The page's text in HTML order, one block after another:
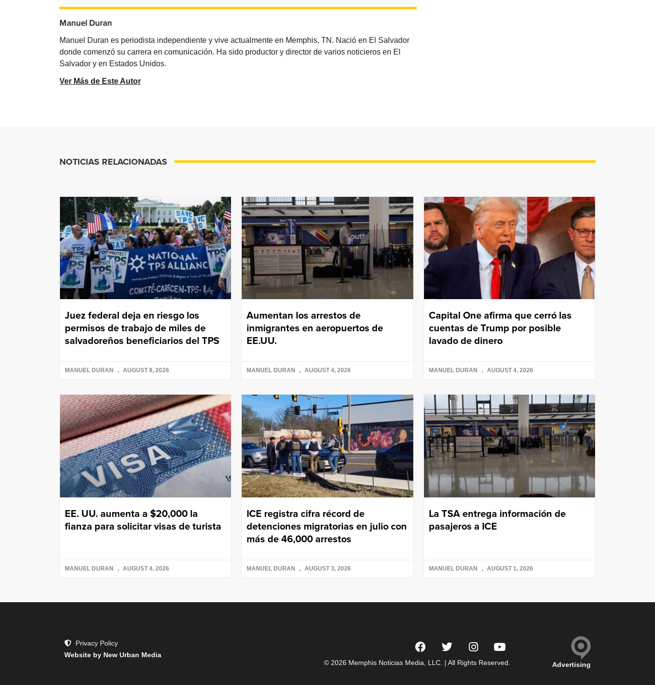
Manuel Duran
Manuel Duran es periodista independiente y vive actualmente en Memphis, TN. Nació en El Salvador
donde comenzó su carrera en comunicación. Ha sido productor y director de varios noticieros en El
Salvador y en Estados Unidos.
Ver Más de Este Autor
NOTICIAS RELACIONADAS
Juez federal deja en riesgo los
permisos de trabajo de miles de
salvadoreños beneficiarios del TPS
MANUEL DURAN AUGUST 8, 2026
Aumentan los arrestos de
inmigrantes en aeropuertos de
EE.UU.
MANUEL DURAN AUGUST 4, 2026
Capital One afirma que cerró las
cuentas de Trump por posible
lavado de dinero
MANUEL DURAN AUGUST 4, 2026
EE. UU. aumenta a $20,000 la
fianza para solicitar visas de turista
MANUEL DURAN AUGUST 4, 2026
ICE registra cifra récord de
detenciones migratorias en julio con
más de 46,000 arrestos
MANUEL DURAN AUGUST 3, 2026
La TSA entrega información de
pasajeros a ICE
MANUEL DURAN AUGUST 1, 2026
Privacy Policy
Website by New Urban Media
© 2026 Memphis Noticias Media, LLC. | All Rights Reserved.
Advertising